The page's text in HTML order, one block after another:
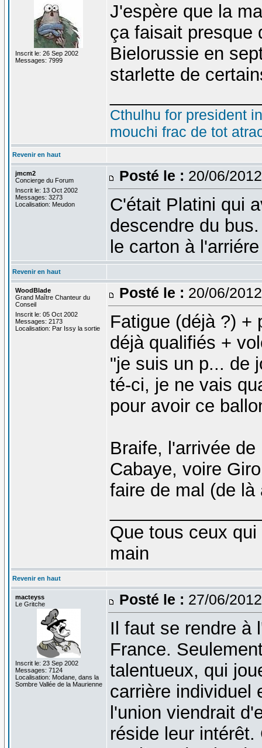
Inscrit le: 26 Sep 2002
Messages: 7999
J'espère que la
ça faisait presque
Bielorussie en
starlette de
Cthulhu for president
mouchi frac de tot
Revenir en haut
jmcm2
Concierge du Forum
Inscrit le: 13 Oct 2002
Messages: 3273
Localisation: Meudon
Posté le : 20/06/
C'était Platini qui
descendre du
le carton à
Revenir en haut
WoodBlade
Grand Maître Chanteur du
Conseil
Inscrit le: 05 Oct 2002
Messages: 2173
Localisation: Par Issy la sortie
Posté le : 20/06/
Fatigue (déjà ?) +
déjà qualifiés +
"je suis un p... de
té-ci, je ne vais
pour avoir ce
Braife, l'arrivée
Cabaye, voire
faire de mal (de
Que tous ceux
main
Revenir en haut
macteyss
Le Gritche
Inscrit le: 23 Sep 2002
Messages: 7124
Localisation: Modane, dans la
Sombre Vallée de la Maurienne
Posté le : 27/06/
Il faut se rendre à
France.
talentueux, qui
carrière individuel
l'union viendrait
réside leur